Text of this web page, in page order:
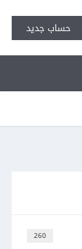
حساب جديد
260